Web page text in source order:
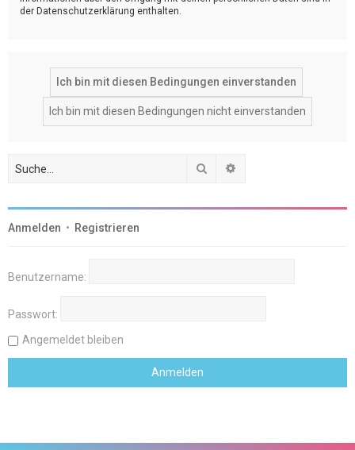
der Datenschutzerklärung enthalten.
Suche
Anmelden • Registrieren
Benutzername:
Passwort:
Angemeldet bleiben